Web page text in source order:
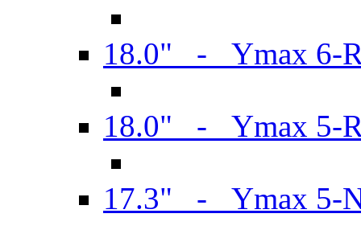
18.0" - Ymax 6-
18.0" - Ymax 5-
17.3" - Ymax 5-